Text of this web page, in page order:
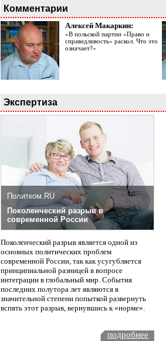
Комментарии
Алексей Макаркин:
«В польской партии «Право и
справедливость» раскол. Что это
означает?»
Экспертиза
Политком.RU
Поколенческий разрыв в
современной России
Поколенческий разрыв является одной из
основных политических проблем
современной России, так как усугубляется
принципиальной разницей в вопросе
интеграции в глобальный мир. События
последних полутора лет являются в
значительной степени попыткой развернуть
вспять этот разрыв, вернувшись к «норме».
подробнее